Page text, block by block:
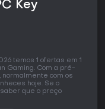
Key
temos 1 ofertas em 1
Gaming. Com a pré-
normalmente com os
hoje. Se o
que o preço